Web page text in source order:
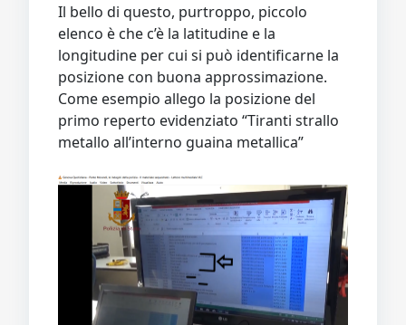
Il bello di questo, purtroppo, piccolo
elenco è che c’è la latitudine e la
longitudine per cui si può identificarne la
posizione con buona approssimazione.
Come esempio allego la posizione del
primo reperto evidenziato “Tiranti strallo
metallo all’interno guaina metallica”